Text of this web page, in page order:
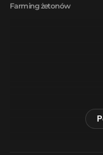
Farming żetonów